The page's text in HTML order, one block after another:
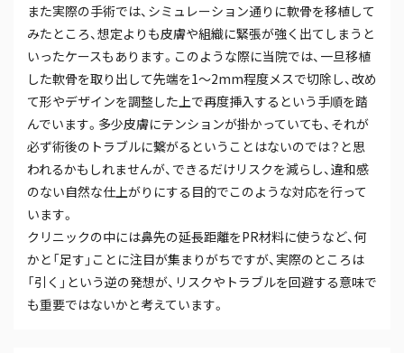
また実際の手術では、シミュレーション通りに軟骨を移植して
みたところ、想定よりも皮膚や組織に緊張が強く出てしまうと
いったケースもあります。このような際に当院では、一旦移植
した軟骨を取り出して先端を1～2mm程度メスで切除し、改め
て形やデザインを調整した上で再度挿入するという手順を踏
んでいます。多少皮膚にテンションが掛かっていても、それが
必ず術後のトラブルに繋がるということはないのでは？と思
われるかもしれませんが、できるだけリスクを減らし、違和感
のない自然な仕上がりにする目的でこのような対応を行って
います。
クリニックの中には鼻先の延長距離をPR材料に使うなど、何
かと「足す」ことに注目が集まりがちですが、実際のところは
「引く」という逆の発想が、リスクやトラブルを回避する意味で
も重要ではないかと考えています。